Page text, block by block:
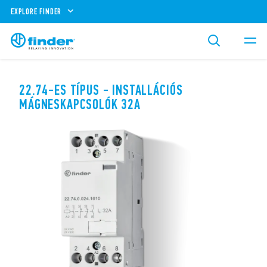
EXPLORE FINDER
22.74-ES TÍPUS - INSTALLÁCIÓS
MÁGNESKAPCSOLÓK 32A